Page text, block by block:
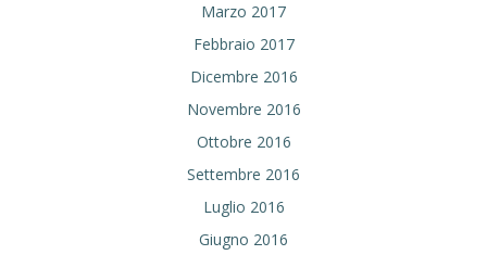
Marzo 2017
Febbraio 2017
Dicembre 2016
Novembre 2016
Ottobre 2016
Settembre 2016
Luglio 2016
Giugno 2016